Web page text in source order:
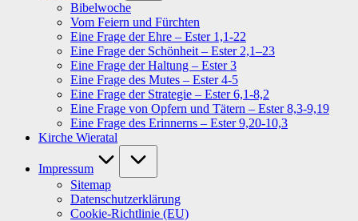
Bibelwoche
Vom Feiern und Fürchten
Eine Frage der Ehre – Ester 1,1-22
Eine Frage der Schönheit – Ester 2,1–23
Eine Frage der Haltung – Ester 3
Eine Frage des Mutes – Ester 4-5
Eine Frage der Strategie – Ester 6,1-8,2
Eine Frage von Opfern und Tätern – Ester 8,3-9,19
Eine Frage des Erinnerns – Ester 9,20-10,3
Kirche Wieratal
Impressum
Sitemap
Datenschutzerklärung
Cookie-Richtlinie (EU)